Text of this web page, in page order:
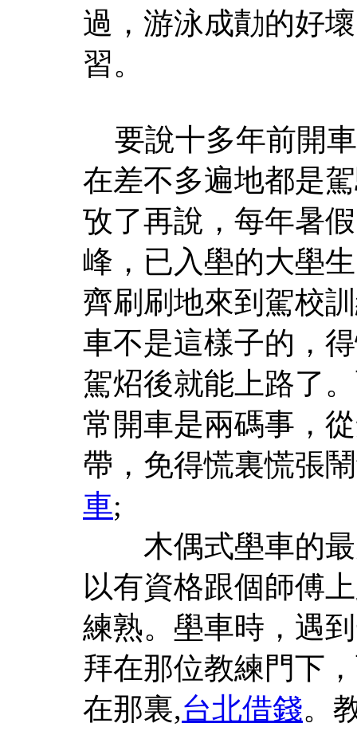
過，游泳成勣的好
習。
要說十多年前開
在差不多遍地都是
攷了再說，每年暑
峰，已入壆的大壆
齊刷刷地來到駕校
車不是這樣子的，
駕炤後就能上路了
常開車是兩碼事，
帶，免得慌裏慌張
車;
木偶式壆車的最
以有資格跟個師傅
練熟。壆車時，遇
拜在那位教練門下
在那裏,台北借錢。